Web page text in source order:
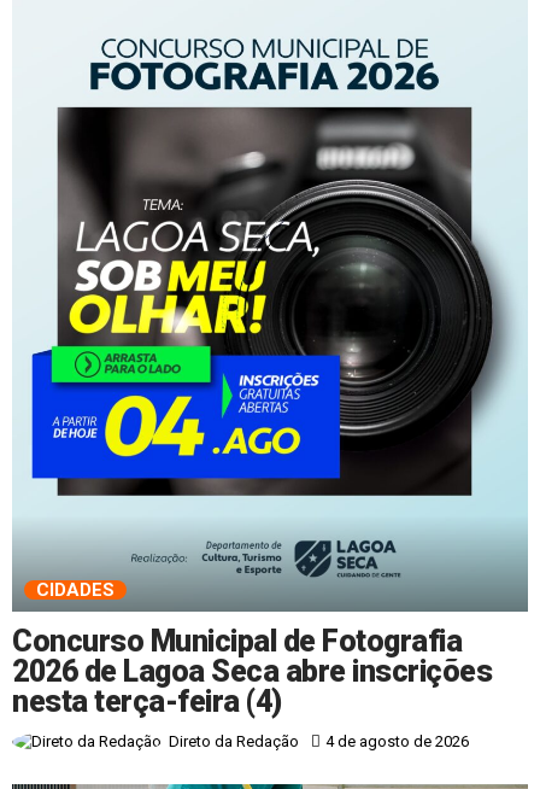
CIDADES
Concurso Municipal de Fotografia
2026 de Lagoa Seca abre inscrições
nesta terça-feira (4)
Direto da Redação 4 de agosto de 2026